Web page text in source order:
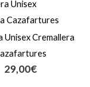
Unisex Cremallera
29,00€